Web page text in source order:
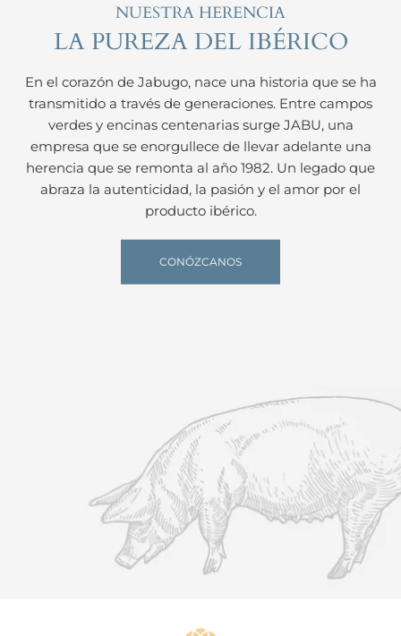
NUESTRA HERENCIA
LA PUREZA DEL IBÉRICO
En el corazón de Jabugo, nace una historia que se ha
transmitido a través de generaciones. Entre campos
verdes y encinas centenarias surge JABU, una
empresa que se enorgullece de llevar adelante una
herencia que se remonta al año 1982. Un legado que
abraza la autenticidad, la pasión y el amor por el
producto ibérico.
CONÓZCANOS